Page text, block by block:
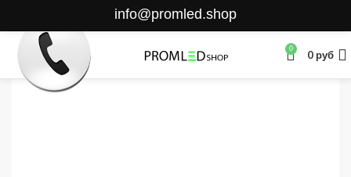
info@promled.shop
0 0руб